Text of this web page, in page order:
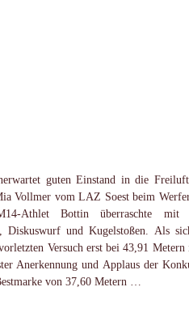
guten Einstand in die
Vollmer vom LAZ Soest beim
Athlet Bottin überraschte mit
Diskuswurf und Kugelstoßen. Als
Versuch erst bei 43,91 Metern
Anerkennung und Applaus der
von 37,60 Metern …